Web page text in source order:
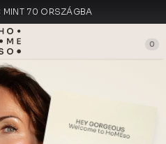
MINT 70 ORSZÁGBA
0